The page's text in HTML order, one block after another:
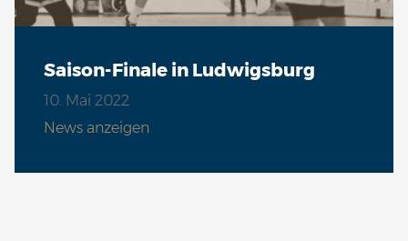
Saison-Finale in Ludwigsburg
10. Mai 2022
News anzeigen